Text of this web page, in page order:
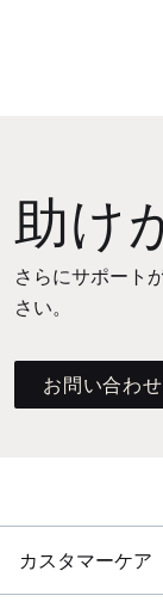
助け
さらにサポート
さい。
お問い合わせ
カスタマーケア